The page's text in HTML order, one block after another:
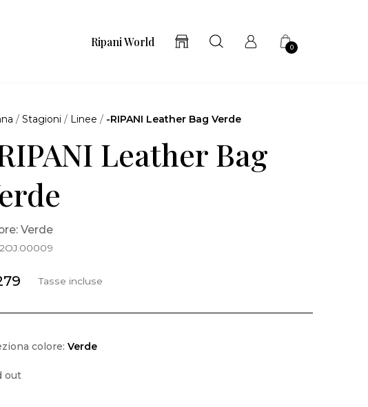
Ripani World 0
/Stagioni / Linee / -RIPANI Leather Bag Verde
Leather Bag
Verde
Tasse incluse
colore:Verde
out